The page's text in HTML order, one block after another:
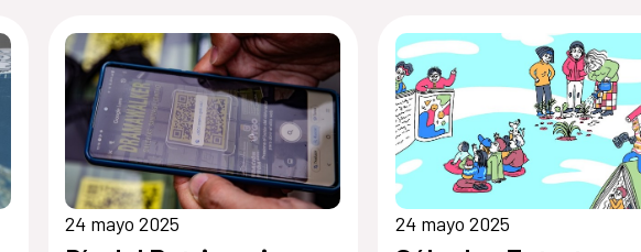
24 mayo 2025 24 mayo 2025